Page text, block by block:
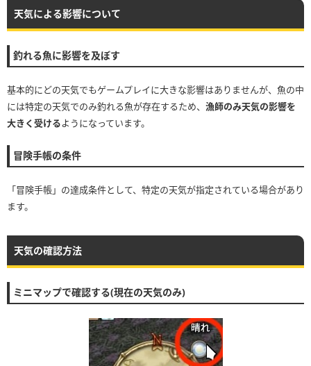
天気による影響について
釣れる魚に影響を及ぼす
基本的にどの天気でもゲームプレイに大きな影響はありませんが、魚の中
には特定の天気でのみ釣れる魚が存在するため、 漁師のみ天気の影響を
大きく受けるようになっています。
冒険手帳の条件
「冒険手帳」の達成条件として、特定の天気が指定されている場合があり
ます。
天気の確認方法
ミニマップで確認する(現在の天気のみ)